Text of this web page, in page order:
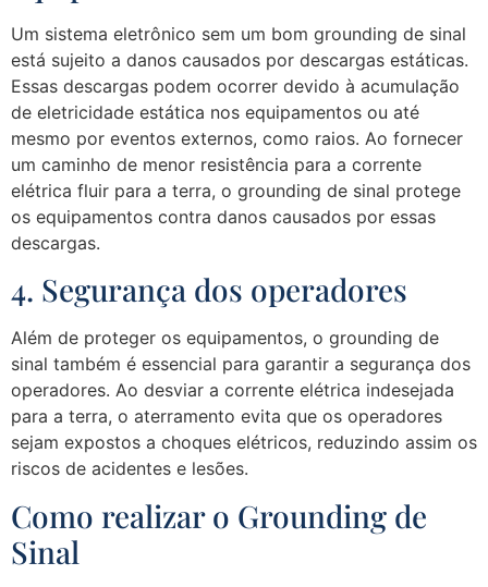
Um sistema eletrônico sem um bom grounding de sinal
está sujeito a danos causados por descargas estáticas.
Essas descargas podem ocorrer devido à acumulação
de eletricidade estática nos equipamentos ou até
mesmo por eventos externos, como raios. Ao fornecer
um caminho de menor resistência para a corrente
elétrica fluir para a terra, o grounding de sinal protege
os equipamentos contra danos causados por essas
descargas.
4. Segurança dos operadores
Além de proteger os equipamentos, o grounding de
sinal também é essencial para garantir a segurança dos
operadores. Ao desviar a corrente elétrica indesejada
para a terra, o aterramento evita que os operadores
sejam expostos a choques elétricos, reduzindo assim os
riscos de acidentes e lesões.
Como realizar o Grounding de
Sinal